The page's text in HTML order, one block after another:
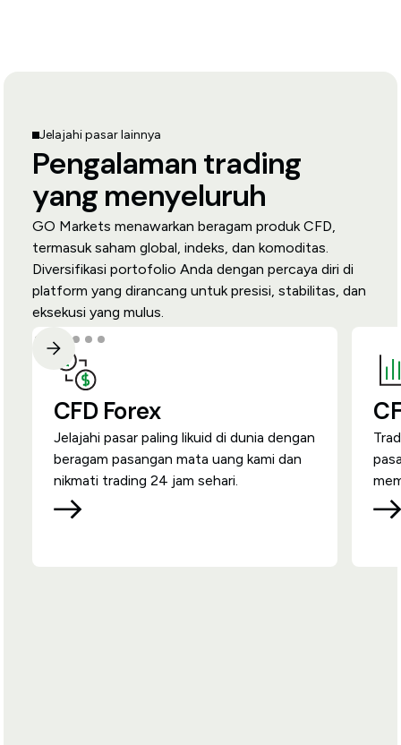
Jelajahi pasar lainnya
Pengalaman trading
yang menyeluruh
GO Markets menawarkan beragam produk CFD,
termasuk saham global, indeks, dan komoditas.
Diversifikasi portofolio Anda dengan percaya diri di
platform yang dirancang untuk presisi, stabilitas, dan
eksekusi yang mulus.
CFD Forex
Jelajahi pasar paling likuid di dunia dengan
beragam pasangan mata uang kami dan
nikmati trading 24 jam sehari.